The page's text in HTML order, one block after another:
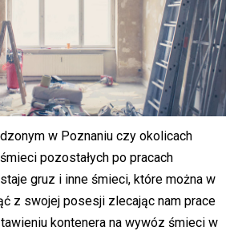
w Poznaniu czy okolicach
pozostałych po pracach
gruz i inne śmieci, które można w
z swojej posesji zlecając nam prace
kontenera na wywóz śmieci w